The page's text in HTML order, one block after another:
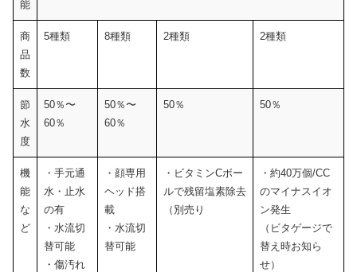
能
商
品
数
5種類 8種類 2種類 2種類
節
水
度
50％〜
60％
50％〜
60％
50％ 50％
機
能
な
ど
・手元通
水・止水
の有
・水流切
替可能
・傷汚れ
・顔専用
ヘッド搭
載
・水流切
替可能
・ビタミンCボー
ルで残留塩素除去
（別売り
・約40万個/CC
のマイナスイオ
ン発生
（ビタゲージで
替え時お知ら
せ）